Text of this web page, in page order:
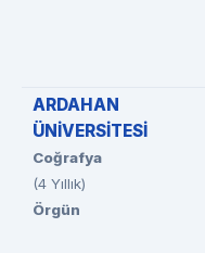
ARDAHAN
ÜNİVERSİTESİ
Coğrafya
(4 Yıllık)
Örgün